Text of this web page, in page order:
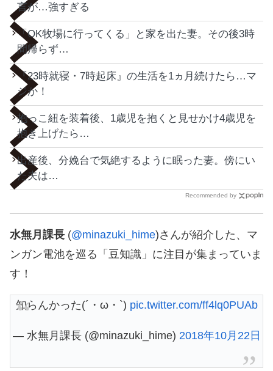
言が…強すぎる
「OK牧場に行ってくる」と家を出た妻。その後3時
間帰らず…
『23時就寝・7時起床』の生活を1ヵ月続けたら…マ
ジか！
抱っこ紐を装着後、1歳児を抱くと見せかけ4歳児を
抱き上げたら…
出産後、分娩台で気絶するように眠った妻。傍にい
た夫は…
Recommended by
水無月課長 (@minazuki_hime)さんが紹介した、マ
ンガン電池を巡る「豆知識」に注目が集まっていま
す！
知らんかった(´・ω・`) pic.twitter.com/ff4lq0PUAb
— 水無月課長 (@minazuki_hime) 2018年10月22日